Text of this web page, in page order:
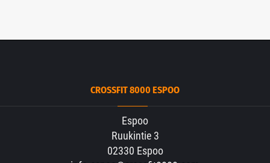
CROSSFIT 8000 ESPOO
Espoo
Ruukintie 3
02330 Espoo